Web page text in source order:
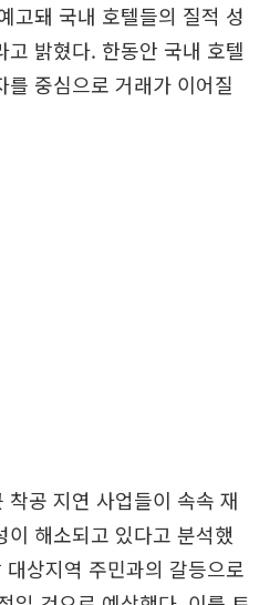
고돼 국내 호텔들의 질적 성
고 밝혔다. 한동안 국내 호텔
를 중심으로 거래가 이어질
착공 지연 사업들이 속속 재
이 해소되고 있다고 분석했
상지역 주민과의 갈등으로